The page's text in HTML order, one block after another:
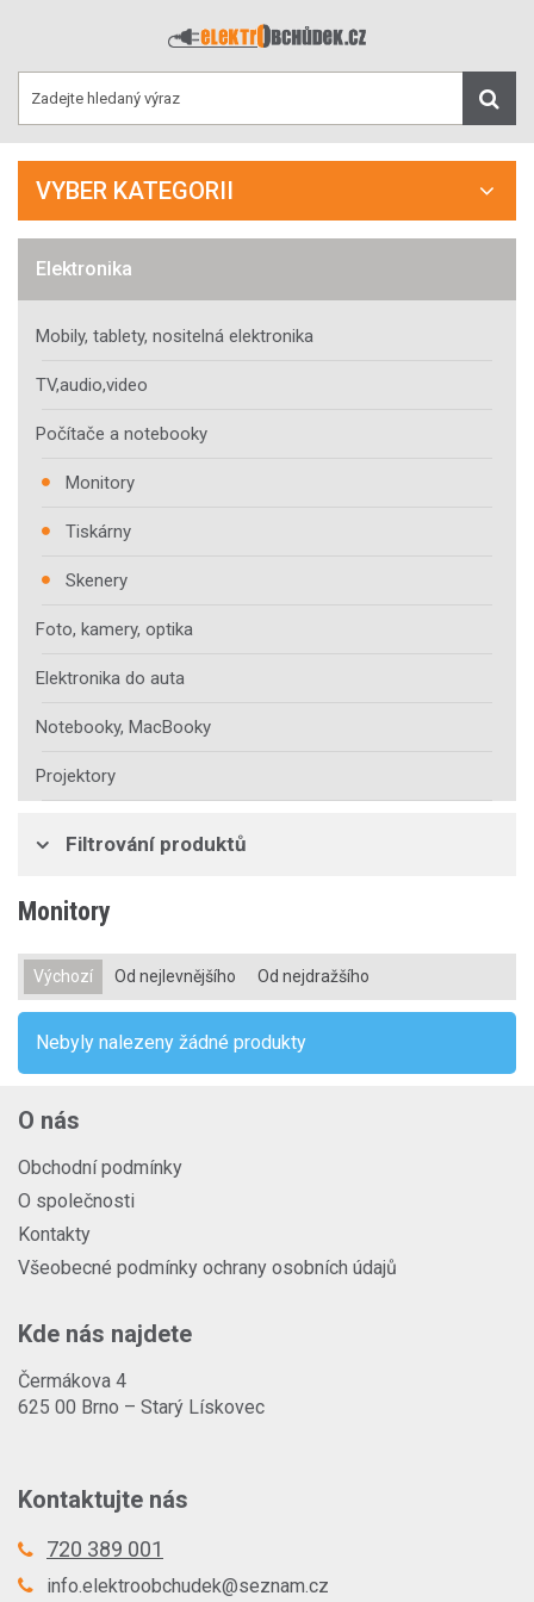
VYBER KATEGORII
Elektronika
Mobily, tablety, nositelná elektronika
TV,audio,video
Počítače a notebooky
Monitory
Tiskárny
Skenery
Foto, kamery, optika
Elektronika do auta
Notebooky, MacBooky
Projektory
Filtrování produktů
Monitory
Výchozí Od nejlevnějšího Od nejdražšího
Nebyly nalezeny žádné produkty
O nás
Obchodní podmínky
O společnosti
Kontakty
Všeobecné podmínky ochrany osobních údajů
Kde nás najdete
Čermákova 4
625 00 Brno – Starý Lískovec
Kontaktujte nás
720 389 001
info.elektroobchudek@seznam.cz